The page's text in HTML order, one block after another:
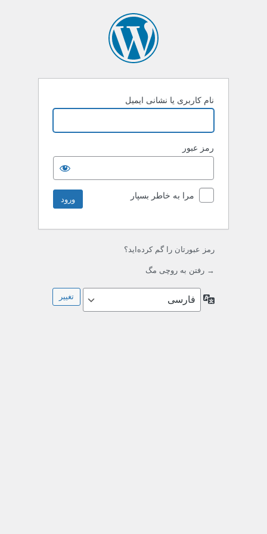
نام کاربری یا نشانی ایمیل
رمز عبور
مرا به خاطر بسپار
رمز عبورتان را گم کرده‌اید؟
→ رفتن به روچی مگ
زبان